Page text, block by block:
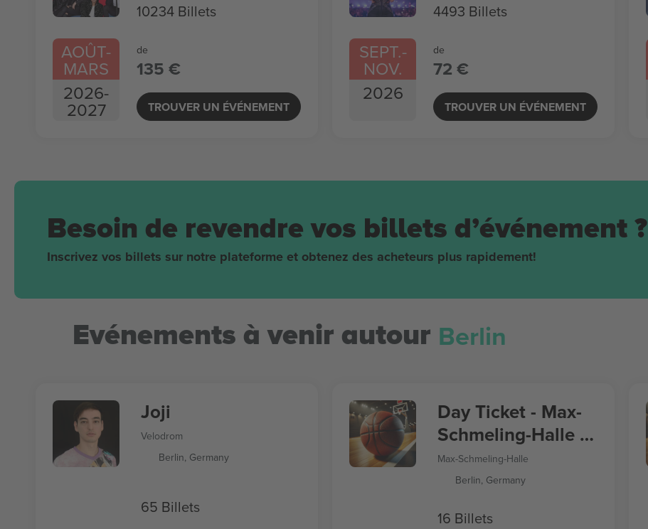
AOÛT-
MARS
2026-
2027
10234 Billets
de
135 €
TROUVER UN ÉVÉNEMENT
SEPT.-
NOV.
2026
4493 Billets
de
72 €
TROUVER UN ÉVÉNEMENT
Besoin de revendre vos billets d’événement ?
Inscrivez vos billets sur notre plateforme et obtenez des acheteurs plus rapidement!
Evénements à venir autour Berlin
Joji
Velodrom
Berlin, Germany
65 Billets
Day Ticket - Max-
Schmeling-Halle -
Women’s
Basketball World
Max-Schmeling-Halle
Berlin, Germany
16 Billets